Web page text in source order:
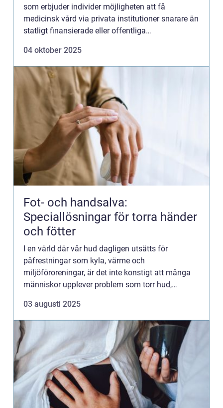
som erbjuder individer möjligheten att få
medicinsk vård via privata institutioner snarare än
statligt finansierade eller offentliga
04 oktober 2025
Fot- och handsalva:
Speciallösningar för torra händer
och fötter
I en värld där vår hud dagligen utsätts för
påfrestningar som kyla, värme och
miljöföroreningar, är det inte konstigt att många
människor upplever problem som torr hud,
03 augusti 2025